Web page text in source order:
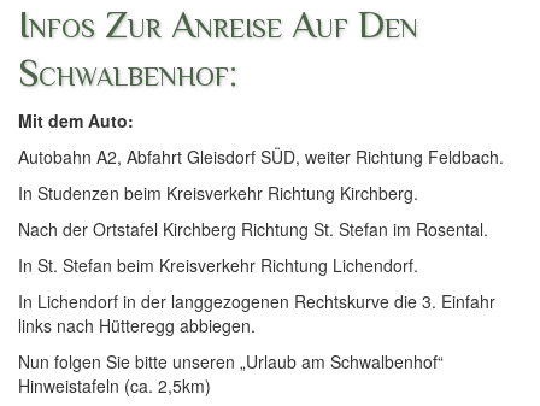
Infos Zur Anreise Auf Den
Schwalbenhof:
Mit dem Auto:
Autobahn A2, Abfahrt Gleisdorf SÜD, weiter Richtung Feldbach.
In Studenzen beim Kreisverkehr Richtung Kirchberg.
Nach der Ortstafel Kirchberg Richtung St. Stefan im Rosental.
In St. Stefan beim Kreisverkehr Richtung Lichendorf.
In Lichendorf in der langgezogenen Rechtskurve die 3. Einfahr
links nach Hütteregg abbiegen.
Nun folgen Sie bitte unseren „Urlaub am Schwalbenhof“
Hinweistafeln (ca. 2,5km)